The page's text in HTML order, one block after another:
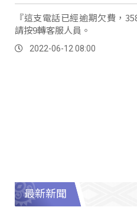
『這支電話已經逾期欠費，
請按9轉客服人員。
2022-06-12 08:00
最新新聞